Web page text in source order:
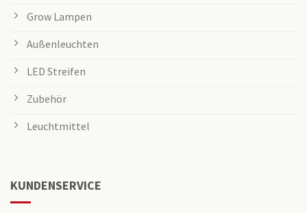
Grow Lampen
Außenleuchten
LED Streifen
Zubehör
Leuchtmittel
KUNDENSERVICE